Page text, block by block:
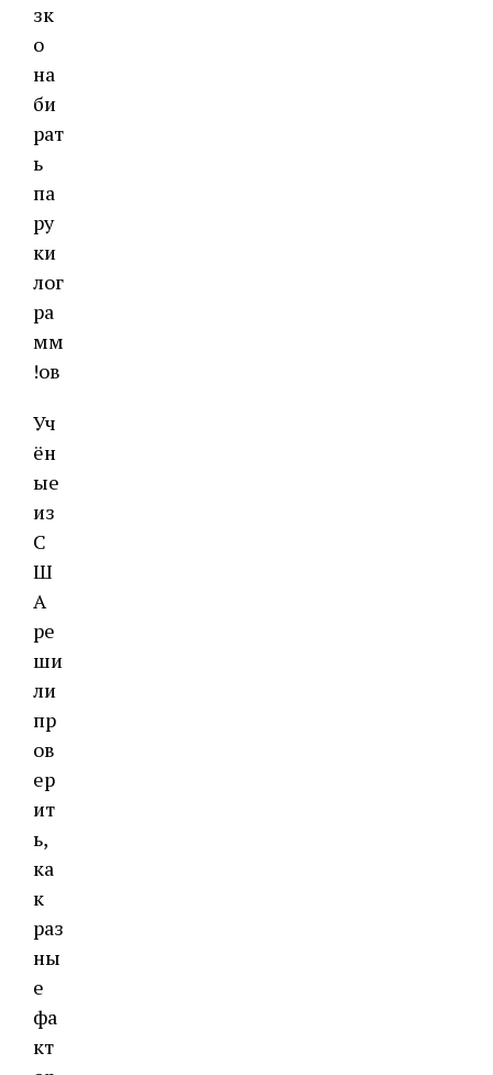
зк
о
на
би
рат
ь
па
ру
ки
лог
ра
мм
!ов
Уч
ён
ые
из
С
Ш
А
ре
ши
ли
пр
ов
ер
ит
ь,
ка
к
раз
ны
е
фа
кт